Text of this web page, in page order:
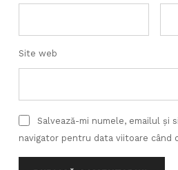
Site web
Salvează-mi numele, emailul și
navigator pentru data viitoare când